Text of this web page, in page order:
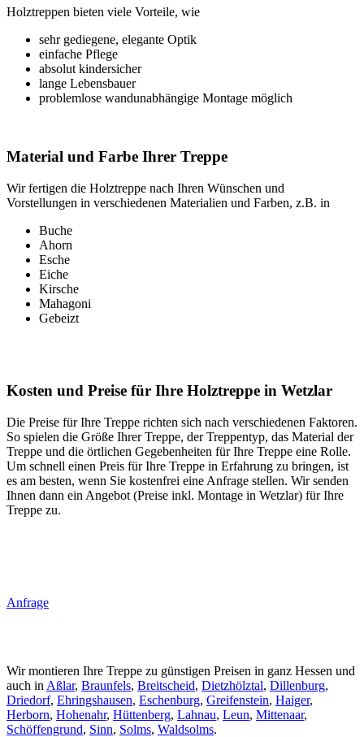
Holztreppen bieten viele Vorteile, wie
sehr gediegene, elegante Optik
einfache Pflege
absolut kindersicher
lange Lebensbauer
problemlose wandunabhängige Montage möglich
Material und Farbe Ihrer Treppe
Wir fertigen die Holztreppe nach Ihren Wünschen und
Vorstellungen in verschiedenen Materialien und Farben, z.B. in
Buche
Ahorn
Esche
Eiche
Kirsche
Mahagoni
Gebeizt
Kosten und Preise für Ihre Holztreppe in Wetzlar
Die Preise für Ihre Treppe richten sich nach verschiedenen Faktoren.
So spielen die Größe Ihrer Treppe, der Treppentyp, das Material der
Treppe und die örtlichen Gegebenheiten für Ihre Treppe eine Rolle.
Um schnell einen Preis für Ihre Treppe in Erfahrung zu bringen, ist
es am besten, wenn Sie kostenfrei eine Anfrage stellen. Wir senden
Ihnen dann ein Angebot (Preise inkl. Montage in Wetzlar) für Ihre
Treppe zu.
Anfrage
Wir montieren Ihre Treppe zu günstigen Preisen in ganz Hessen und
auch in Aßlar, Braunfels, Breitscheid, Dietzhölztal, Dillenburg,
Driedorf, Ehringshausen, Eschenburg, Greifenstein, Haiger,
Herborn, Hohenahr, Hüttenberg, Lahnau, Leun, Mittenaar,
Schöffengrund, Sinn, Solms, Waldsolms.